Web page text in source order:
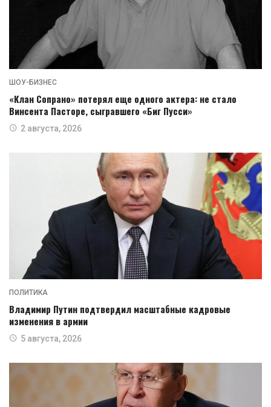
ШОУ-БИЗНЕС
«Клан Сопрано» потерял еще одного актера: не стало
Винсента Пасторе, сыгравшего «Биг Пусси»
2 августа, 2026
ПОЛИТИКА
Владимир Путин подтвердил масштабные кадровые
изменения в армии
5 августа, 2026